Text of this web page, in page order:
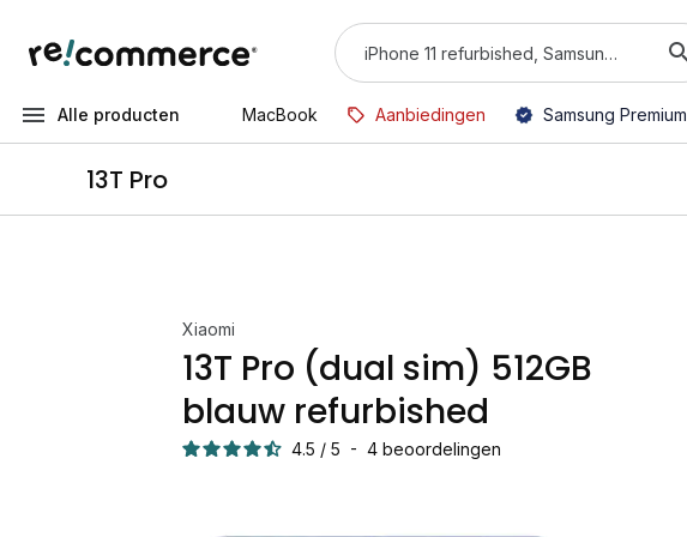
Alle producten MacBook Aanbiedingen Samsung Premium
13T Pro
Xiaomi
13T Pro (dual sim) 512GB
blauw refurbished
4.5 / 5 - 4 beoordelingen